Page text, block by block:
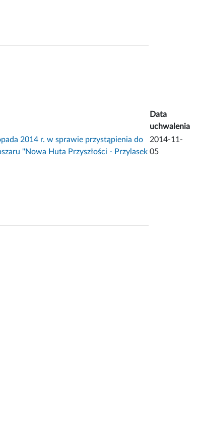
Data
uchwalenia
2014 r. w sprawie przystąpienia do
''Nowa Huta Przyszłości - Przylasek
2014-11-
05